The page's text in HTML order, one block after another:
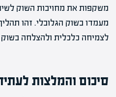
משקפות את מחויבות השוק
מעמדו בשוק הגלובלי. זהו
לצמיחה כלכלית ולהצלחה בשוק
סיכום והמלצות